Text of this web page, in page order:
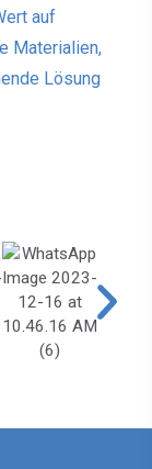
auf
Materialien,
Lösung